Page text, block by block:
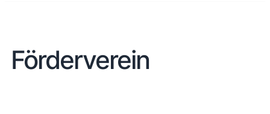
Förderverein